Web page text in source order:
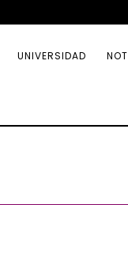
UNIVERSIDAD